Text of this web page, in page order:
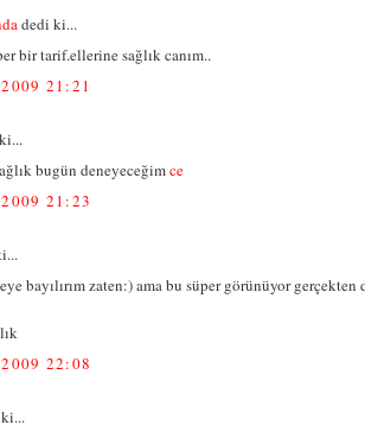
dedi ki...
bir tarif.ellerine sağlık canım..
21:21
bugün deneyeceğimce
21:23
bayılırım zaten:) ama bu süper görünüyor
22:08